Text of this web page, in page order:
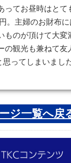
ってお昼時はとて
。主婦のお財布
ものが頂けて大変
の観光も兼ねて友
ってしまいまし
ジ一覧へ戻